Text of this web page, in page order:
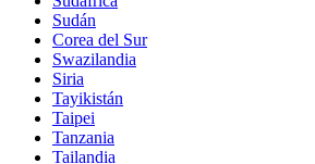
Sudán
Corea del Sur
Swazilandia
Siria
Tayikistán
Taipei
Tanzania
Tailandia